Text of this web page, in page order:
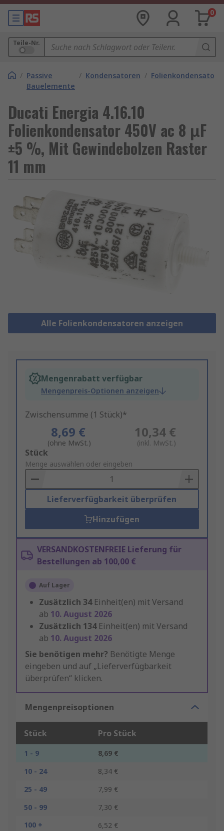
0
Teile-Nr.
/ Passive
Bauelemente
/ Kondensatoren /
Ducati Energia 4.16.10
Folienkondensator 450V ac 8 μF
±5 %, Mit Gewindebolzen Raster
11 mm
Alle Folienkondensatoren anzeigen
Mengenrabatt verfügbar
Mengenpreis-Optionen anzeigen
Zwischensumme (1 Stück)*
8,69 €
(ohne MwSt.)
10,34 €
(inkl. MwSt.)
Add
to
Basket
Stück
Menge auswählen oder eingeben
Lieferverfügbarkeit überprüfen
Hinzufügen
VERSANDKOSTENFREIE Lieferung für
Bestellungen ab 100,00 €
Auf Lager
Zusätzlich 34 Einheit(en) mit Versand
ab 10. August 2026
Zusätzlich 134 Einheit(en) mit Versand
ab 10. August 2026
Sie benötigen mehr? Benötigte Menge
eingeben und auf „Lieferverfügbarkeit
überprüfen“ klicken.
Mengenpreisoptionen
Stück Pro Stück
1 - 9
8,69 €
10 - 24
8,34 €
25 - 49
7,99 €
50 - 99
7,30 €
100 +
6,52 €